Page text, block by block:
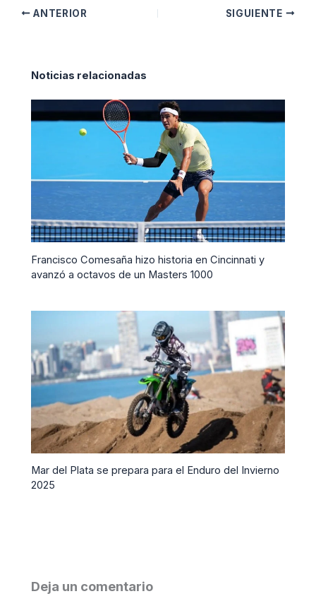
ANTERIOR SIGUIENTE
Noticias relacionadas
Francisco Comesaña hizo historia en Cincinnati y
avanzó a octavos de un Masters 1000
Mar del Plata se prepara para el Enduro del Invierno
2025
Deja un comentario